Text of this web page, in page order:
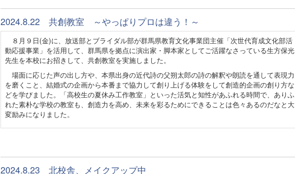
2024.8.22 共創教室 ～やっぱりプロは違う！～
８月９日(金)に、放送部とブライダル部が群馬県教育文化事業団主催「次世代育成文化部活
動応援事業」を活用して、群馬県を拠点に演出家・脚本家としてご活躍なさっている生方保光
先生を本校にお招きして、共創教室を実施しました。
場面に応じた声の出し方や、本県出身の近代詩の父朔太郎の詩の解釈や朗読を通して表現力
を磨くこと、結婚式の企画から本番まで協力して創り上げる体験をして創造的企画の創り方な
どを学びました。「高校生の夏休み工作教室」といった活気と知性があふれる時間で、ありふ
れた素朴な学校の教室も、創造力を高め、未来を彩るためにできることは色々あるのだなと大
変励みになりました。
2024.8.23 北校舎、メイクアップ中